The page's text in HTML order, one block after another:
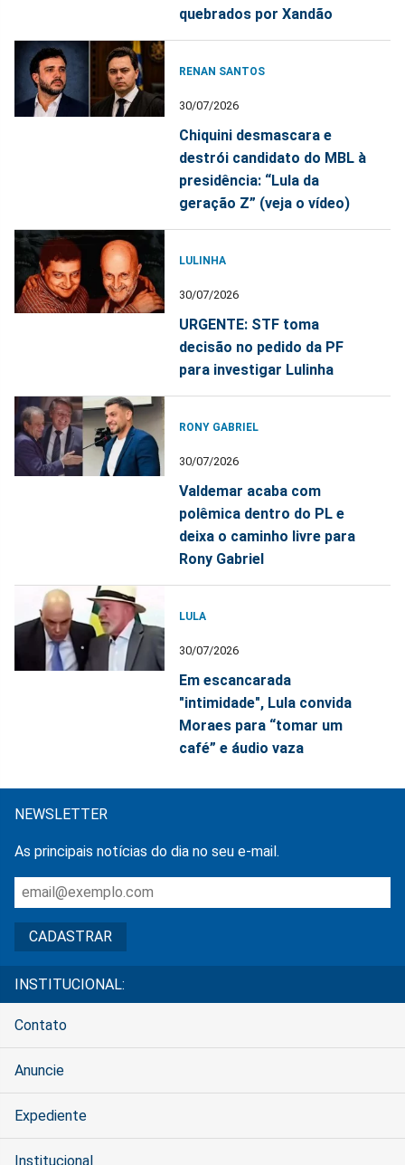
quebrados por Xandão
RENAN SANTOS
30/07/2026
Chiquini desmascara e
destrói candidato do MBL à
presidência: “Lula da
geração Z” (veja o vídeo)
LULINHA
30/07/2026
URGENTE: STF toma
decisão no pedido da PF
para investigar Lulinha
RONY GABRIEL
30/07/2026
Valdemar acaba com
polêmica dentro do PL e
deixa o caminho livre para
Rony Gabriel
LULA
30/07/2026
Em escancarada
"intimidade", Lula convida
Moraes para “tomar um
café” e áudio vaza
NEWSLETTER
As principais notícias do dia no seu e-mail.
INSTITUCIONAL:
Contato
Anuncie
Expediente
Institucional